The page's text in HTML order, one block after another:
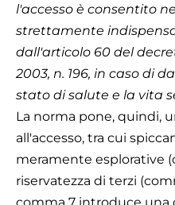
l'accesso è consentito
strettamente
dall'articolo 60 del
2003, n. 196, in caso di
stato di salute e la vita
La norma pone, quindi,
all'accesso, tra cui
meramente esplorative
riservatezza di terzi